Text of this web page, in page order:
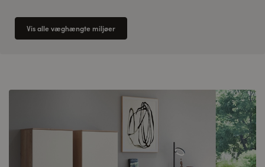
Vis alle væghængte miljøer